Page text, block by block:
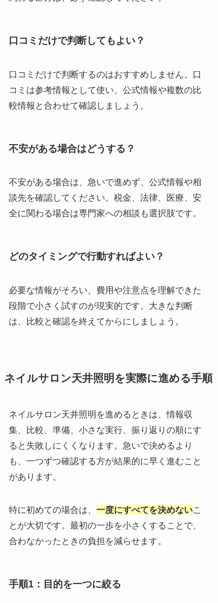
口コミだけで判断してもよい？
口コミだけで判断するのはおすすめしません。口
コミは参考情報として使い、公式情報や複数の比
較情報と合わせて確認しましょう。
不安がある場合はどうする？
不安がある場合は、急いで進めず、公式情報や相
談先を確認してください。税金、法律、医療、安
全に関わる場合は専門家への相談も選択肢です。
どのタイミングで行動すればよい？
必要な情報がそろい、費用や注意点を理解できた
段階で小さく試すのが現実的です。大きな判断
は、比較と確認を終えてからにしましょう。
ネイルサロン天井照明を実際に進める手順
ネイルサロン天井照明を進めるときは、情報収
集、比較、準備、小さな実行、振り返りの順にす
ると失敗しにくくなります。急いで決めるより
も、一つずつ確認する方が結果的に早く進むこと
があります。
特に初めての場合は、 一度にすべてを決めないこ
とが大切です。最初の一歩を小さくすることで、
合わなかったときの負担を減らせます。
手順1：目的を一つに絞る